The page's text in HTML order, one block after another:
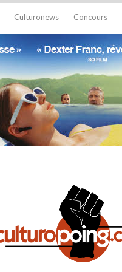
Culturonews Concours